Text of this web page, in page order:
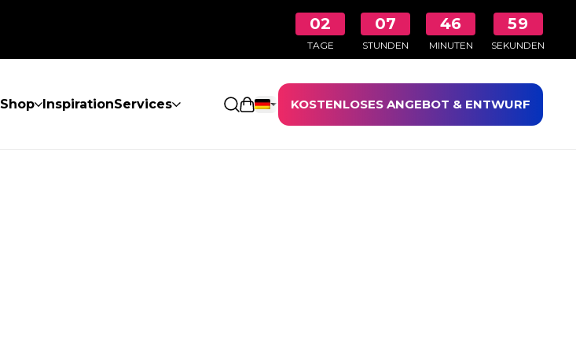
02
TAGE
07
STUNDEN
46
MINUTEN
58
SEKUNDEN
Shop InspirationServices Einkaufswagen öffnen
KOSTENLOSES ANGEBOT & ENTWURF